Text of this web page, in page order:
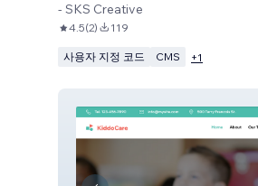
- SKS Creative
4.5(2) 119
사용자 지정 코드 CMS +1